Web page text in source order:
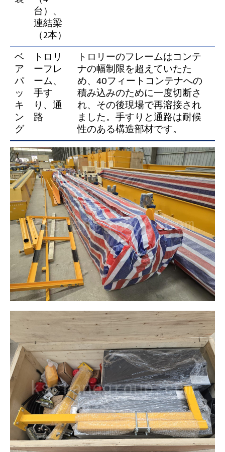
台）、
連結梁
（2本）
ベ
ア
パ
ッ
キ
ン
グ
トロリ
ーフレ
ーム、
手す
り、通
路
トロリーのフレームはコンテ
ナの幅制限を超えていたた
め、40フィートコンテナへの
積み込みのために一度切断さ
れ、その後現場で再溶接され
ました。手すりと通路は耐候
性のある構造部材です。